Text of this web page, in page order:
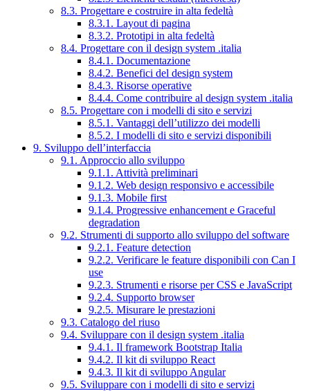
8.3. Progettare e costruire in alta fedeltà
8.3.1. Layout di pagina
8.3.2. Prototipi in alta fedeltà
8.4. Progettare con il design system .italia
8.4.1. Documentazione
8.4.2. Benefici del design system
8.4.3. Risorse operative
8.4.4. Come contribuire al design system .italia
8.5. Progettare con i modelli di sito e servizi
8.5.1. Vantaggi dell’utilizzo dei modelli
8.5.2. I modelli di sito e servizi disponibili
9. Sviluppo dell’interfaccia
9.1. Approccio allo sviluppo
9.1.1. Attività preliminari
9.1.2. Web design responsivo e accessibile
9.1.3. Mobile first
9.1.4. Progressive enhancement e Graceful
degradation
9.2. Strumenti di supporto allo sviluppo del software
9.2.1. Feature detection
9.2.2. Verificare le feature disponibili con Can I
use
9.2.3. Strumenti e risorse per CSS e JavaScript
9.2.4. Supporto browser
9.2.5. Misurare le prestazioni
9.3. Catalogo del riuso
9.4. Sviluppare con il design system .italia
9.4.1. Il framework Bootstrap Italia
9.4.2. Il kit di sviluppo React
9.4.3. Il kit di sviluppo Angular
9.5. Sviluppare con i modelli di sito e servizi